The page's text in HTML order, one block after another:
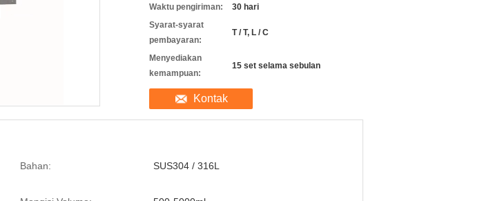
Waktu pengiriman:
30 hari
Syarat-syarat
pembayaran:
T / T, L / C
Menyediakan
kemampuan:
15 set selama sebulan
Kontak
Bahan: SUS304 / 316L